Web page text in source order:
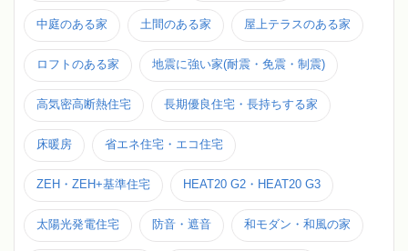
中庭のある家 土間のある家 屋上テラスのある家
ロフトのある家 地震に強い家(耐震・免震・制震)
高気密高断熱住宅 長期優良住宅・長持ちする家
床暖房 省エネ住宅・エコ住宅
ZEH・ZEH+基準住宅 HEAT20 G2・HEAT20 G3
太陽光発電住宅 防音・遮音 和モダン・和風の家